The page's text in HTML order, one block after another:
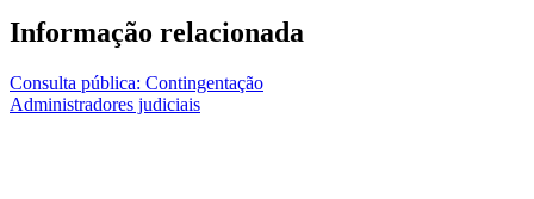
Informação relacionada
Consulta pública: Contingentação
Administradores judiciais